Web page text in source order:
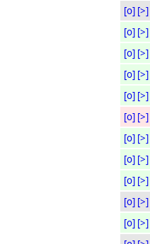
[o] [>]
[o] [>]
[o] [>]
[o] [>]
[o] [>]
[o] [>]
[o] [>]
[o] [>]
[o] [>]
[o] [>]
[o] [>]